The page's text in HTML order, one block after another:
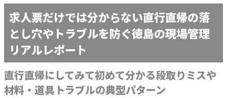
求人票だけでは分からない直行直帰の落
とし穴やトラブルを防ぐ徳島の現場管理
リアルレポート
直行直帰にしてみて初めて分かる段取りミスや
材料・道具トラブルの典型パターン